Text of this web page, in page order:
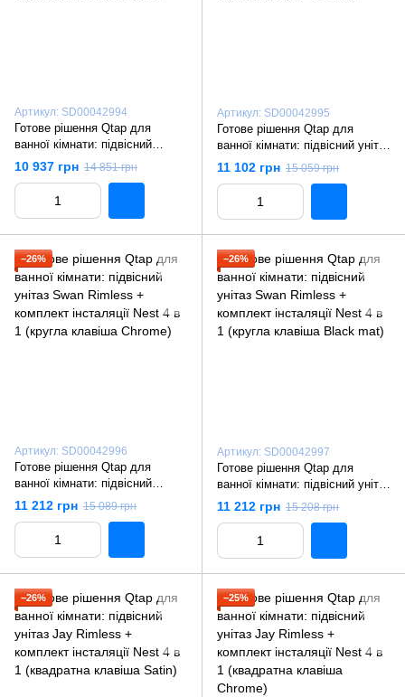
Артикул: SD00042994
Готове рішення Qtap для
ванної кімнати: підвісний
унітаз Swan Rimless +
комплект інсталяції Nest 4 в 1
10 937 грн 14 851 грн
Артикул: SD00042995
Готове рішення Qtap для
ванної кімнати: підвісний унітаз
Swan Rimless + комплект
інсталяції Nest 4 в 1 (кругла
11 102 грн 15 059 грн
−26%
Артикул: SD00042996
Готове рішення Qtap для
ванної кімнати: підвісний
унітаз Swan Rimless +
комплект інсталяції Nest 4 в 1
11 212 грн 15 089 грн
−26%
Артикул: SD00042997
Готове рішення Qtap для
ванної кімнати: підвісний унітаз
Swan Rimless + комплект
інсталяції Nest 4 в 1 (кругла
11 212 грн 15 208 грн
−26% −25%